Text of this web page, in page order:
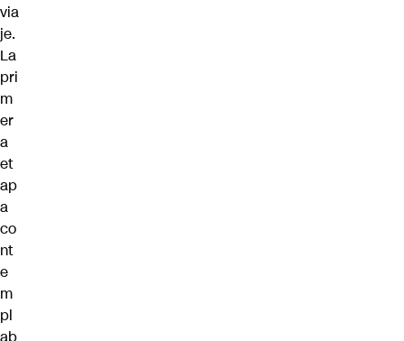
via
je.
La
pri
m
er
a
et
ap
a
co
nt
e
m
pl
ab